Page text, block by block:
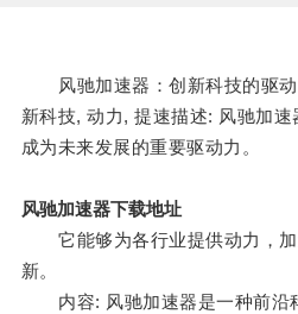
风驰加速器：创新科技的驱动
新科技, 动力, 提速描述: 风驰加
成为未来发展的重要驱动力。
风驰加速器下载地址
它能够为各行业提供动力，加
新。
内容: 风驰加速器是一种前沿